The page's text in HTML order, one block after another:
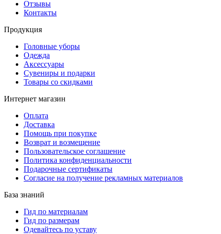
Отзывы
Контакты
Продукция
Головные уборы
Одежда
Аксессуары
Сувениры и подарки
Товары со скидками
Интернет магазин
Оплата
Доставка
Помощь при покупке
Возврат и возмещение
Пользовательское соглашение
Политика конфиденциальности
Подарочные сертификаты
Согласие на получение рекламных материалов
База знаний
Гид по материалам
Гид по размерам
Одевайтесь по уставу